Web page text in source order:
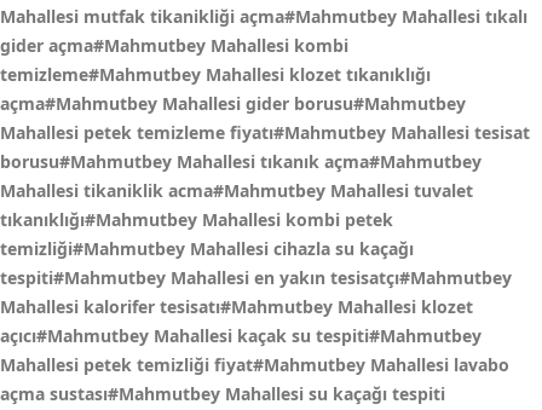
Mahallesi mutfak tikanikliği açma#Mahmutbey Mahallesi tıkalı
gider açma#Mahmutbey Mahallesi kombi
temizleme#Mahmutbey Mahallesi klozet tıkanıklığı
açma#Mahmutbey Mahallesi gider borusu#Mahmutbey
Mahallesi petek temizleme fiyatı#Mahmutbey Mahallesi tesisat
borusu#Mahmutbey Mahallesi tıkanık açma#Mahmutbey
Mahallesi tikaniklik acma#Mahmutbey Mahallesi tuvalet
tıkanıklığı#Mahmutbey Mahallesi kombi petek
temizliği#Mahmutbey Mahallesi cihazla su kaçağı
tespiti#Mahmutbey Mahallesi en yakın tesisatçı#Mahmutbey
Mahallesi kalorifer tesisatı#Mahmutbey Mahallesi klozet
açıcı#Mahmutbey Mahallesi kaçak su tespiti#Mahmutbey
Mahallesi petek temizliği fiyat#Mahmutbey Mahallesi lavabo
açma sustası#Mahmutbey Mahallesi su kaçağı tespiti